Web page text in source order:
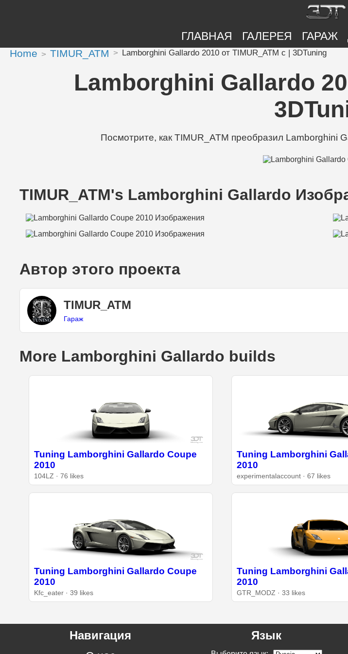
ГЛАВНАЯ ГАЛЕРЕЯ ГАРАЖ
Home TIMUR_ATM Lamborghini Gallardo 2010 от TIMUR_ATM с | 3DTuning
Lamborghini Gallardo
Посмотрите, как TIMUR_ATM преобразил Lamborghini
TIMUR_ATM's Lamborghini Gallardo
Автор этого проекта
TIMUR_ATM
Гараж
More Lamborghini Gallardo builds
Tuning Lamborghini Gallardo Coupe
2010
104LZ · 76 likes
Tuning Lamborghini
2010
experimentalaccount · 67 likes
Tuning Lamborghini Gallardo Coupe
2010
Kfc_eater · 39 likes
Tuning Lamborghini
2010
GTR_MODZ · 33 likes
Навигация Язык